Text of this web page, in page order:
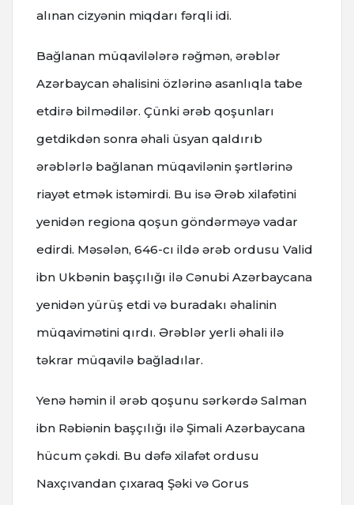
alınan cizyənin miqdarı fərqli idi.
Bağlanan müqavilələrə rəğmən, ərəblər
Azərbaycan əhalisini özlərinə asanlıqla tabe
etdirə bilmədilər. Çünki ərəb qoşunları
getdikdən sonra əhali üsyan qaldırıb
ərəblərlə bağlanan müqavilənin şərtlərinə
riayət etmək istəmirdi. Bu isə Ərəb xilafətini
yenidən regiona qoşun göndərməyə vadar
edirdi. Məsələn, 646-cı ildə ərəb ordusu Valid
ibn Ukbənin başçılığı ilə Cənubi Azərbaycana
yenidən yürüş etdi və buradakı əhalinin
müqavimətini qırdı. Ərəblər yerli əhali ilə
təkrar müqavilə bağladılar.
Yenə həmin il ərəb qoşunu sərkərdə Salman
ibn Rəbiənin başçılığı ilə Şimali Azərbaycana
hücum çəkdi. Bu dəfə xilafət ordusu
Naxçıvandan çıxaraq Şəki və Gorus